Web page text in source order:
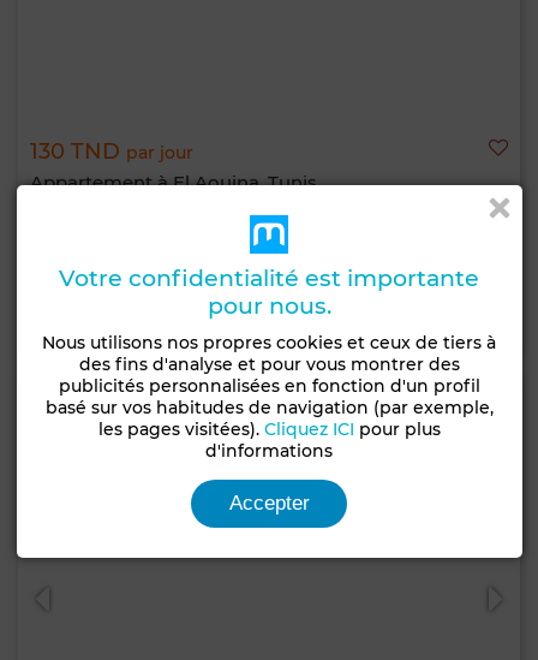
130 TND par jour
Appartement à El Aouina, Tunis
2 Ch.
3 nuits min.
Votre confidentialité est importante
pour nous.
Nous utilisons nos propres cookies et ceux de tiers à
des fins d'analyse et pour vous montrer des
publicités personnalisées en fonction d'un profil
basé sur vos habitudes de navigation (par exemple,
les pages visitées). Cliquez ICI pour plus
d'informations
Accepter